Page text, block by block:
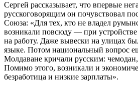
Сергей рассказывает, что впервые
русскоговорящим он почувствовал
Союза: «Для тех, кто не владел
возникали повсюду — при устройстве
на работу. Даже вывески на улицах
языке. Потом национальный вопрос
Молдаване кричали русским:
Помимо этого, возникали и
безработица и низкие зарплаты».